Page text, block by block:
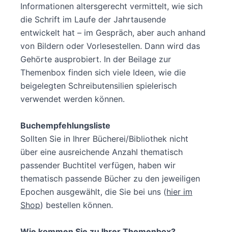
Informationen altersgerecht vermittelt, wie sich
die Schrift im Laufe der Jahrtausende
entwickelt hat – im Gespräch, aber auch anhand
von Bildern oder Vorlesestellen. Dann wird das
Gehörte ausprobiert. In der Beilage zur
Themenbox finden sich viele Ideen, wie die
beigelegten Schreibutensilien spielerisch
verwendet werden können.
Buchempfehlungsliste
Sollten Sie in Ihrer Bücherei/Bibliothek nicht
über eine ausreichende Anzahl thematisch
passender Buchtitel verfügen, haben wir
thematisch passende Bücher zu den jeweiligen
Epochen ausgewählt, die Sie bei uns (hier im
Shop) bestellen können.